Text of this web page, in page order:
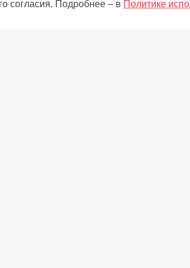
согласия. Подробнее – в Политике